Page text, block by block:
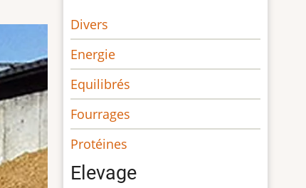
Divers
Energie
Equilibrés
Fourrages
Protéines
Elevage